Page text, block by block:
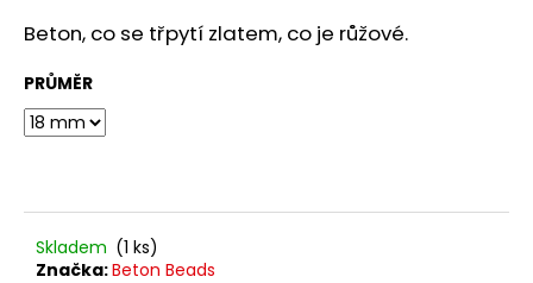
hvězdiček.
Beton, co se třpytí zlatem, co je růžové.
PRŮMĚR
Skladem (1 ks)
Značka:Beton Beads
o
p
o
č
u